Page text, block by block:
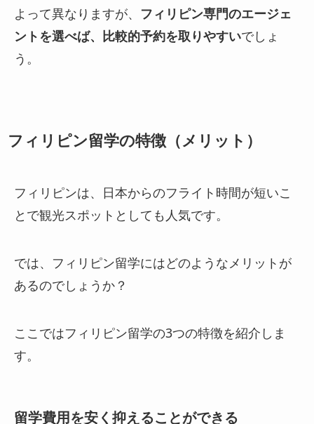
よって異なりますが、 フィリピン専門のエージェ
ントを選べば、比較的予約を取りやすいでしょ
う。
フィリピン留学の特徴（メリット）
フィリピンは、日本からのフライト時間が短いこ
とで観光スポットとしても人気です。
では、フィリピン留学にはどのようなメリットが
あるのでしょうか？
ここではフィリピン留学の3つの特徴を紹介しま
す。
留学費用を安く抑えることができる